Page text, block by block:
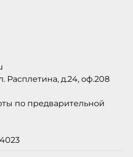
Расплетина, д.24, оф.208
по предварительной